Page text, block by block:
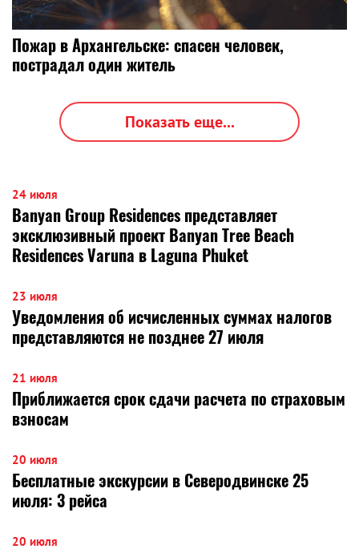
Пожар в Архангельске: спасен человек,
пострадал один житель
Показать еще...
24 июля
Banyan Group Residences представляет
эксклюзивный проект Banyan Tree Beach
Residences Varuna в Laguna Phuket
23 июля
Уведомления об исчисленных суммах налогов
представляются не позднее 27 июля
21 июля
Приближается срок сдачи расчета по страховым
взносам
20 июля
Бесплатные экскурсии в Северодвинске 25
июля: 3 рейса
20 июля